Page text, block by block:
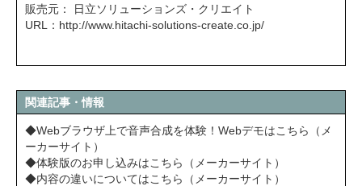
販売元： 日立ソリューションズ・クリエイト
URL： http://www.hitachi-solutions-create.co.jp/
関連記事・情報
◆Webブラウザ上で音声合成を体験！Webデモはこちら（メ
ーカーサイト）
◆体験版のお申し込みはこちら（メーカーサイト）
◆内容の違いについてはこちら（メーカーサイト）